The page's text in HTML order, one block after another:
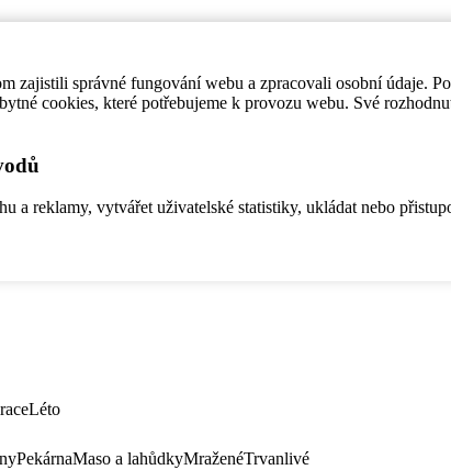
zajistili správné fungování webu a zpracovali osobní údaje.
cookies, které potřebujeme k provozu webu. Své
a reklamy, vytvářet uživatelské statistiky, ukládat nebo
Léto
PekárnaMaso a lahůdkyMraženéTrvanlivé